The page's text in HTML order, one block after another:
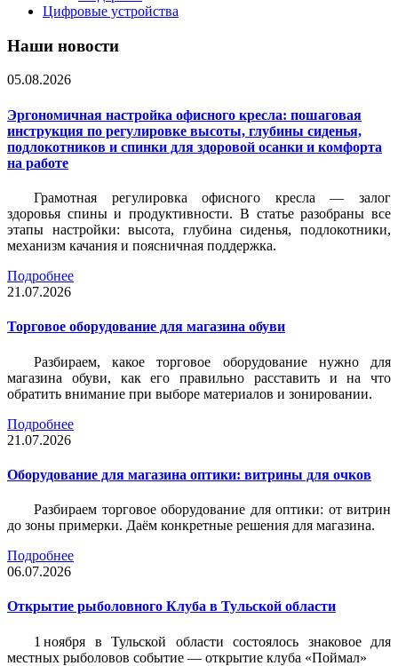
Цифровые устройства
Наши новости
05.08.2026
Эргономичная настройка офисного кресла: пошаговая
инструкция по регулировке высоты, глубины сиденья,
подлокотников и спинки для здоровой осанки и комфорта
на работе
Грамотная регулировка офисного кресла — залог
здоровья спины и продуктивности. В статье разобраны все
этапы настройки: высота, глубина сиденья, подлокотники,
механизм качания и поясничная поддержка.
Подробнее
21.07.2026
Торговое оборудование для магазина обуви
Разбираем, какое торговое оборудование нужно для
магазина обуви, как его правильно расставить и на что
обратить внимание при выборе материалов и зонировании.
Подробнее
21.07.2026
Оборудование для магазина оптики: витрины для очков
Разбираем торговое оборудование для оптики: от витрин
до зоны примерки. Даём конкретные решения для магазина.
Подробнее
06.07.2026
Открытие рыболовного Клуба в Тульской области
1 ноября в Тульской области состоялось знаковое для
местных рыболовов событие — открытие клуба «Поймал»